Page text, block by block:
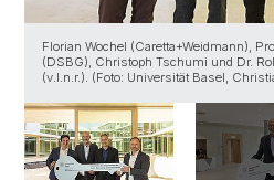
Florian Wochel (Caretta+Weidmann),
(DSBG), Christoph Tschumi und Dr.
(v.l.n.r.). (Foto: Universität Basel,